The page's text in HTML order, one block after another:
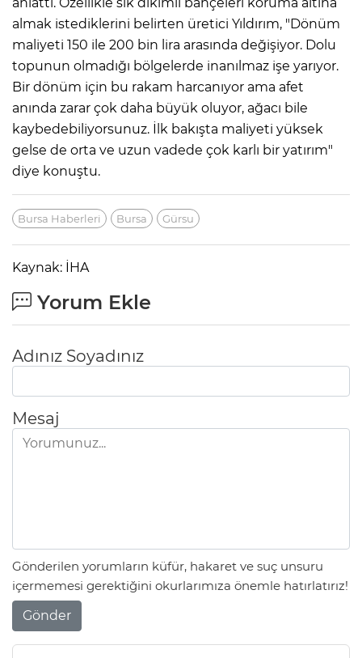
almak istediklerini belirten üretici Yıldırım, "Dönüm
maliyeti 150 ile 200 bin lira arasında değişiyor. Dolu
topunun olmadığı bölgelerde inanılmaz işe yarıyor.
Bir dönüm için bu rakam harcanıyor ama afet
anında zarar çok daha büyük oluyor, ağacı bile
kaybedebiliyorsunuz. İlk bakışta maliyeti yüksek
gelse de orta ve uzun vadede çok karlı bir yatırım"
diye konuştu.
Bursa Haberleri Bursa Gürsu
Kaynak: İHA
Yorum Ekle
Adınız Soyadınız
Mesaj
Gönderilen yorumların küfür, hakaret ve suç unsuru
içermemesi gerektiğini okurlarımıza önemle hatırlatırız!
Gönder